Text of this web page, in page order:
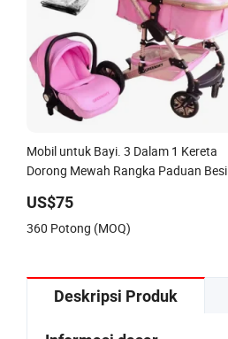
Mobil untuk Bayi. 3 Dalam 1 Kereta
Dorong Mewah Rangka Paduan Besi
Mobil
US$75
360 Potong (MOQ)
Deskripsi Produk